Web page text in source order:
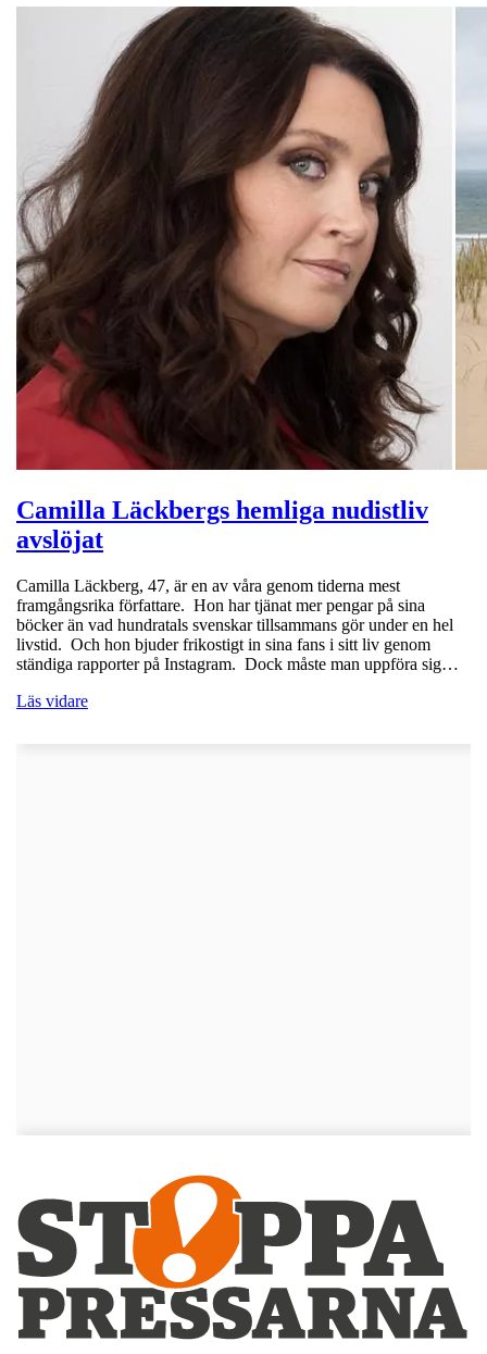
Camilla Läckbergs hemliga nudistliv
avslöjat
Camilla Läckberg, 47, är en av våra genom tiderna mest
framgångsrika författare. Hon har tjänat mer pengar på sina
böcker än vad hundratals svenskar tillsammans gör under en hel
livstid. Och hon bjuder frikostigt in sina fans i sitt liv genom
ständiga rapporter på Instagram. Dock måste man uppföra sig…
Läs vidare